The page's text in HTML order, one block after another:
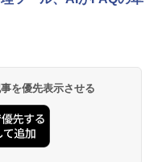
を優先表示させる